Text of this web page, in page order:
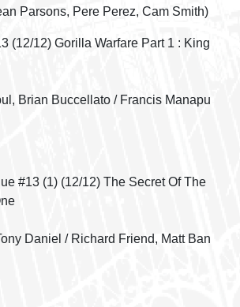
Parsons, Pere Perez, Cam Smith)
(12/12) Gorilla Warfare Part 1 : King
Brian Buccellato / Francis Manapu
#13 (1) (12/12) The Secret Of The
Daniel / Richard Friend, Matt Ban